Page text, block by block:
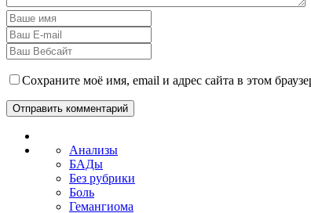
Сохраните моё имя, email и адрес сайта в этом
Анализы
БАДы
Без рубрики
Боль
Гемангиома